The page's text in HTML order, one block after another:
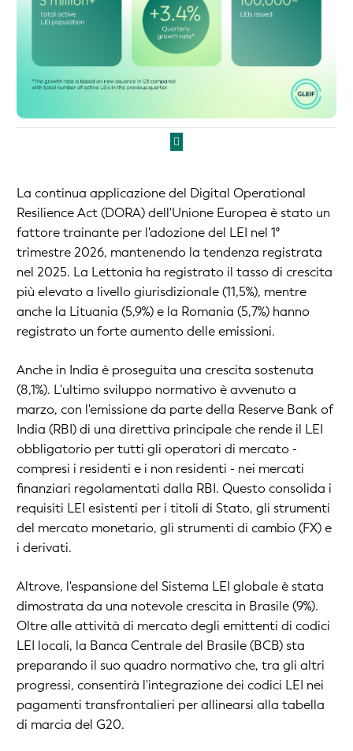
La continua applicazione del Digital Operational
Resilience Act (DORA) dell'Unione Europea è stato un
fattore trainante per l'adozione del LEI nel 1°
trimestre 2026, mantenendo la tendenza registrata
nel 2025. La Lettonia ha registrato il tasso di crescita
più elevato a livello giurisdizionale (11,5%), mentre
anche la Lituania (5,9%) e la Romania (5,7%) hanno
registrato un forte aumento delle emissioni.
Anche in India è proseguita una crescita sostenuta
(8,1%). L'ultimo sviluppo normativo è avvenuto a
marzo, con l'emissione da parte della Reserve Bank of
India (RBI) di una direttiva principale che rende il LEI
obbligatorio per tutti gli operatori di mercato -
compresi i residenti e i non residenti - nei mercati
finanziari regolamentati dalla RBI. Questo consolida i
requisiti LEI esistenti per i titoli di Stato, gli strumenti
del mercato monetario, gli strumenti di cambio (FX) e
i derivati.
Altrove, l'espansione del Sistema LEI globale è stata
dimostrata da una notevole crescita in Brasile (9%).
Oltre alle attività di mercato degli emittenti di codici
LEI locali, la Banca Centrale del Brasile (BCB) sta
preparando il suo quadro normativo che, tra gli altri
progressi, consentirà l'integrazione dei codici LEI nei
pagamenti transfrontalieri per allinearsi alla tabella
di marcia del G20.